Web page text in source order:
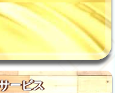
ービス